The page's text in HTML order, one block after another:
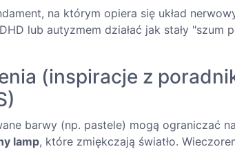
na którym opiera się układ
lub autyzmem działać jak stały "szum
(inspiracje z
barwy (np. pastele) mogą ograniczać
lamp, które zmiękczają światło.